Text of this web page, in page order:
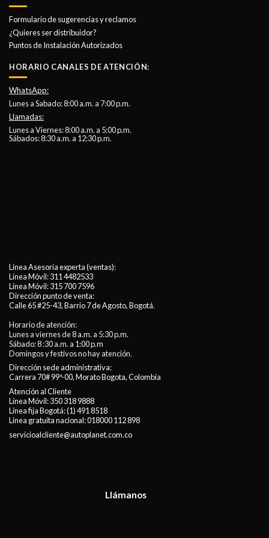
Formulario de sugerencias y reclamos
¿Quieres ser distribuidor?
Puntos de Instalación Autorizados
HORARIO CANALES DE ATENCIÓN:
WhatsApp:
Lunes a Sabado: 8:00 a.m. a 7:00 p.m.
Llamadas:
Lunes a Viernes: 8:00 a.m. a 5:00 p.m.
Sábados: 8:30 a.m. a 12:30 p.m.
Línea Asesoría experta (ventas):
Línea Móvil:311 4482533
Línea Móvil:315 700 7596
Dirección punto de venta:
Calle 65 #25-43, Barrio 7 de Agosto, Bogotá.
Horario de atención:
Lunes a viernes de 8 a.m. a 5:30 p.m.
Sábado: 8 :30 a.m. a 1:00 p.m
Domingos y festivos no hay atención.
Dirección sede administrativa:
Carrera 70# 99ª-00, Morato Bogota, Colombia
Atención al Cliente
Línea Móvil:350 318 9888
Línea fija Bogotá:(1) 491 8518
Línea gratuita nacional:018000 112 898
servicioalcliente@autoplanet.com.co
Llámanos